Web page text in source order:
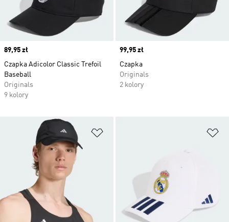
Price
89,95 zł
Czapka Adicolor Classic Trefoil
Baseball
Originals
9 kolory
Price
99,95 zł
Czapka
Originals
2 kolory